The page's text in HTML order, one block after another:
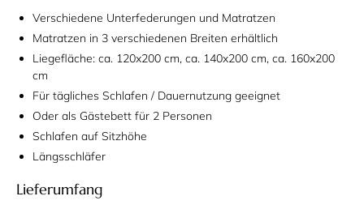
Verschiedene Unterfederungen und Matratzen
Matratzen in 3 verschiedenen Breiten erhältlich
Liegefläche: ca. 120x200 cm, ca. 140x200 cm, ca. 160x200
cm
Für tägliches Schlafen / Dauernutzung geeignet
Oder als Gästebett für 2 Personen
Schlafen auf Sitzhöhe
Längsschläfer
Lieferumfang